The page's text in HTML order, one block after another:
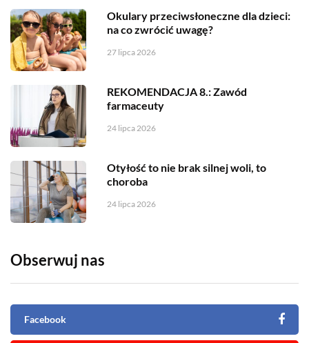
Okulary przeciwsłoneczne dla dzieci:
na co zwrócić uwagę?
27 lipca 2026
REKOMENDACJA 8.: Zawód
farmaceuty
24 lipca 2026
Otyłość to nie brak silnej woli, to
choroba
24 lipca 2026
Obserwuj nas
Facebook